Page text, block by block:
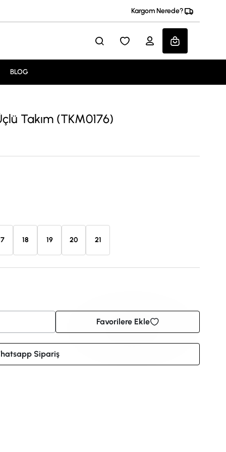
Kargom Nerede?
BLOG
Takım (TKM0176)
18 19 20 21
Favorilere Ekle
Sipariş